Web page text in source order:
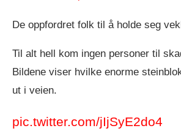
De oppfordret folk til å holde seg
Til alt hell kom ingen personer til
Bildene viser hvilke enorme
ut i veien.
pic.twitter.com/jIjSyE2do4